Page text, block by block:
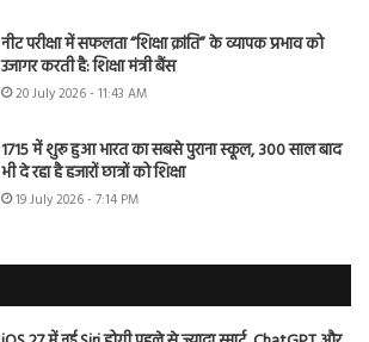
नीट परीक्षा में सफलता “शिक्षा क्रांति” के व्यापक प्रभाव को
उजागर करती है: शिक्षा मंत्री बैंस
20 July 2026 - 11:43 AM
1715 में शुरू हुआ भारत का सबसे पुराना स्कूल, 300 साल बाद
भी दे रहा है हजारों छात्रों को शिक्षा
19 July 2026 - 7:14 PM